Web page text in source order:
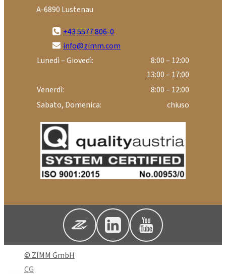
A-6890 Lustenau
+43 5577 806-0
info@zimm.com
Lunedì – Giovedì:
8:00 – 12:00
13:00 – 17:00
Venerdì:
8:00 – 12:00
Sabato, Domenica:
chiuso
© ZIMM GmbH
CG